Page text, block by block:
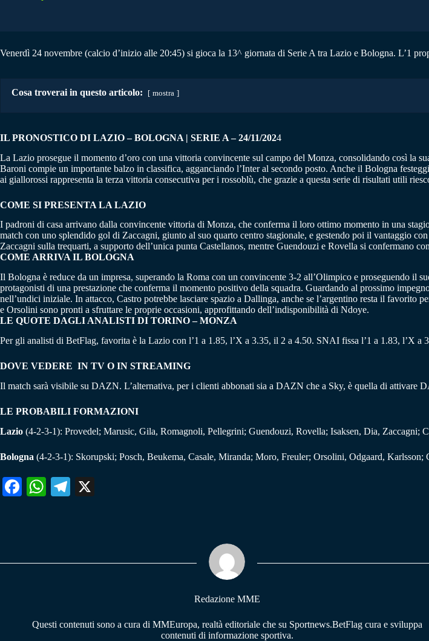
Venerdì 24 novembre (calcio d’inizio alle 20:45) si gioca la 13^ giornata di Serie A tra Lazio e Bologna. L’1
Cosa troverai in questo articolo: mostra
IL PRONOSTICO DI LAZIO – BOLOGNA | SERIE A – 24/11/2024
La Lazio prosegue il momento d’oro con una vittoria convincente sul campo del Monza, consolidando così la
Baroni compie un importante balzo in classifica, agganciando l’Inter al secondo posto. Anche il Bologna
ai giallorossi rappresenta la terza vittoria consecutiva per i rossoblù, che grazie a questa serie di risultati utili
COME SI PRESENTA LA LAZIO
I padroni di casa arrivano dalla convincente vittoria di Monza, che conferma il loro ottimo momento in una
match con uno splendido gol di Zaccagni, giunto al suo quarto centro stagionale, e gestendo poi il vantaggio
Zaccagni sulla trequarti, a supporto dell’unica punta Castellanos, mentre Guendouzi e Rovella si confermano
COME ARRIVA IL BOLOGNA
Il Bologna è reduce da un impresa, superando la Roma con un convincente 3-2 all’Olimpico e proseguendo
protagonisti di una prestazione che conferma il momento positivo della squadra. Guardando al prossimo
nell’undici iniziale. In attacco, Castro potrebbe lasciare spazio a Dallinga, anche se l’argentino resta il favorito
e Orsolini sono pronti a sfruttare le proprie occasioni, approfittando dell’indisponibilità di Ndoye.
LE QUOTE DAGLI ANALISTI DI TORINO – MONZA
Per gli analisti di BetFlag, favorita è la Lazio con l’1 a 1.85, l’X a 3.35, il 2 a 4.50. SNAI fissa l’1 a 1.83, l’X a
DOVE VEDERE IN TV O IN STREAMING
Il match sarà visibile su DAZN. L’alternativa, per i clienti abbonati sia a DAZN che a Sky, è quella di attivare
LE PROBABILI FORMAZIONI
Lazio (4-2-3-1): Provedel; Marusic, Gila, Romagnoli, Pellegrini; Guendouzi, Rovella; Isaksen, Dia, Zaccagni;
Bologna (4-2-3-1): Skorupski; Posch, Beukema, Casale, Miranda; Moro, Freuler; Orsolini, Odgaard, Karlsson;
Fa W
pp
Te
m
Redazione MME
Questi contenuti sono a cura di MMEuropa, realtà editoriale che su Sportnews.BetFlag cura e sviluppa
contenuti di informazione sportiva.